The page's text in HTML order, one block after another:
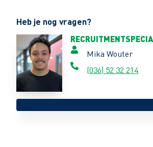
Heb je nog vragen?
Mika Wouter
(036) 52 32 214